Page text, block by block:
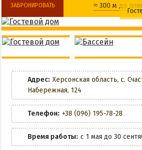
Обзор Стрелкового
Все базы отдыха в Стрелковом
Веб-камеры Стрелкового
Карта Стрелкового
ВАЛОК
ЧАСТНЫЙ СЕКТОР
Жилье в частном секторе
ЗАБРОНИРОВАТЬ ≈ 300 м до
Бассейн
Wi-Fi
Адрес: Херсонская область, с.
Набережная, 124
Телефон: +38 (096) 195-78-28
Время работы: с 1 мая до 30